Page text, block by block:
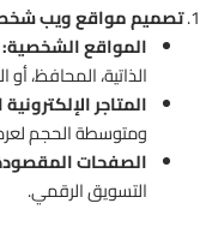
1. تصميم مواقع ويب
المواقع الشخصية:
الذاتية، المحافظ، أو
المتاجر
ومتوسطة الحجم لعرض
الصفحات
التسويق الرقمي.